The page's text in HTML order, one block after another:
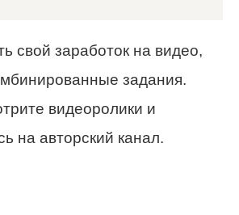
свой заработок на видео,
задания.
видеоролики и
на авторский канал.